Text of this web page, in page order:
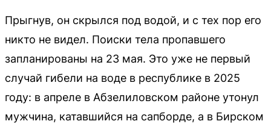
Прыгнув, он скрылся под водой, и с тех пор его
никто не видел. Поиски тела пропавшего
запланированы на 23 мая. Это уже не первый
случай гибели на воде в республике в 2025
году: в апреле в Абзелиловском районе утонул
мужчина, катавшийся на сапборде, а в Бирском